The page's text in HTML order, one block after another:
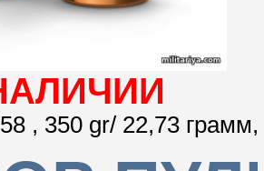
, 350 gr/ 22,73